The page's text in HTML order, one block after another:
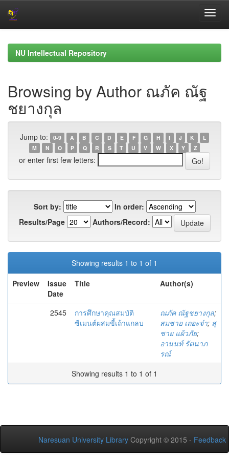
navigationNU Intellectual Repository
Browsing by Author ณภัค ณัฐ
ชยางกุล
Jump to: 0-9 A B C D E F G H I J K
L
M
N O P Q R S T U V W X Y Z
or enter first few letters:
Sort by:
In order:
Results/Page
Authors/Record:
Showing results 1 to 1 of 1
Preview
Issue
Date
Title Author(s)
2545
การศึกษาคุณสมบัติ
ซีเมนต์ผสมขี้เถ้าแกลบ
ณภัค ณัฐชยางกุล;
สมชาย เถอะจ๋า; สุ
ชาย แผ้วภัย;
อานนท์ รัตนาภ
รณ์
Showing results 1 to 1 of 1
Naresuan University Library Copyright © 2015 - Feedback